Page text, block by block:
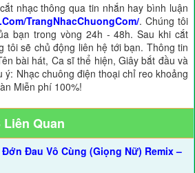
nhạc thông qua tin nhắn hay bình luận
TrangNhacChuongCom/. Chúng tôi
bạn trong vòng 24h - 48h. Sau khi cắt
tôi sẽ chủ động liên hệ tới bạn. Thông tin
bài hát, Ca sĩ thể hiện, Giây bắt đầu và
ý: Nhạc chuông điện thoại chỉ reo khoảng
Miễn phí 100%!
Quan
Đau Vô Cùng (Giọng Nữ) Remix –